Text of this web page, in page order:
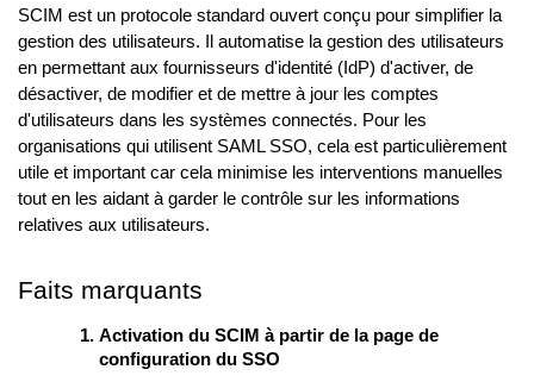
SCIM est un protocole standard ouvert conçu pour simplifier la
gestion des utilisateurs. Il automatise la gestion des utilisateurs
en permettant aux fournisseurs d'identité (IdP) d'activer, de
désactiver, de modifier et de mettre à jour les comptes
d'utilisateurs dans les systèmes connectés. Pour les
organisations qui utilisent SAML SSO, cela est particulièrement
utile et important car cela minimise les interventions manuelles
tout en les aidant à garder le contrôle sur les informations
relatives aux utilisateurs.
Faits marquants
Activation du SCIM à partir de la page de
configuration du SSO